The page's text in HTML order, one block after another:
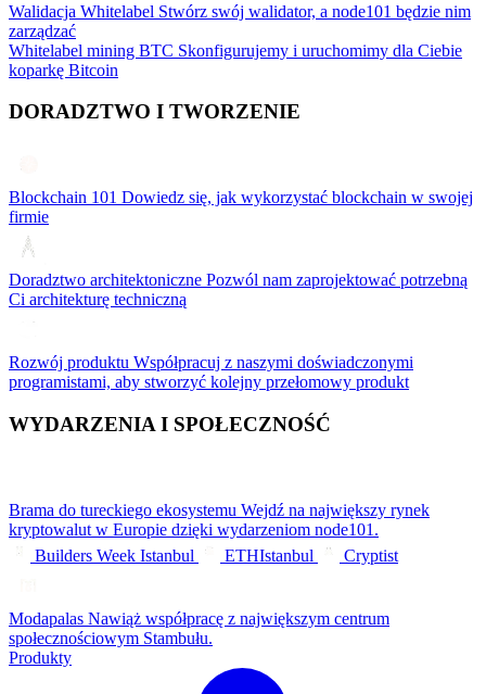
Walidacja Whitelabel Stwórz swój walidator, a node101 będzie nim
zarządzać
Whitelabel mining BTC Skonfigurujemy i uruchomimy dla Ciebie
koparkę Bitcoin
DORADZTWO I TWORZENIE
Blockchain 101 Dowiedz się, jak wykorzystać blockchain w swojej
firmie
Doradztwo architektoniczne Pozwól nam zaprojektować potrzebną
Ci architekturę techniczną
Rozwój produktu Współpracuj z naszymi doświadczonymi
programistami, aby stworzyć kolejny przełomowy produkt
WYDARZENIA I SPOŁECZNOŚĆ
Brama do tureckiego ekosystemu Wejdź na największy rynek
kryptowalut w Europie dzięki wydarzeniom node101.
Builders Week Istanbul
ETHIstanbul Cryptist
Modapalas Nawiąż współpracę z największym centrum
społecznościowym Stambułu.
Produkty